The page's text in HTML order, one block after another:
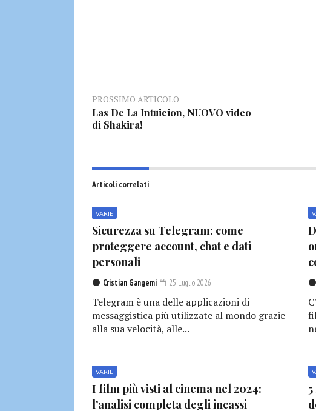
PROSSIMO ARTICOLO
Las De La Intuicion, NUOVO video
di Shakira!
Articoli correlati
VARIE
Sicurezza su Telegram: come
proteggere account, chat e dati
personali
Cristian Gangemi 25 Luglio 2026
Telegram è una delle applicazioni di
messaggistica più utilizzate al mondo grazie
alla sua velocità, alle...
VARIE
I film più visti al cinema nel 2024:
l’analisi completa degli incassi